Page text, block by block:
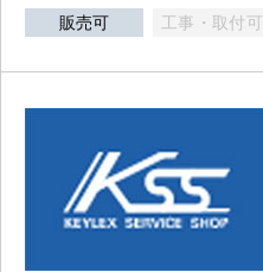
販売可 工事・取付可